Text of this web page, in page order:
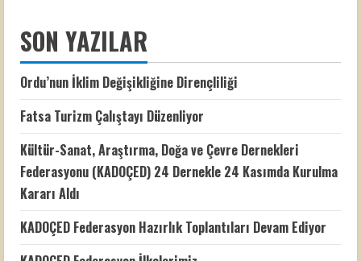
Geliştirilmesi
Ulusal
Paydaşlar
Konuştu
SON YAZILAR
Ordu’nun İklim Değişikliğine Dirençliliği
Fatsa Turizm Çalıştayı Düzenliyor
Kültür-Sanat, Araştırma, Doğa ve Çevre Dernekleri
Federasyonu (KADOÇED) 24 Dernekle 24 Kasımda Kurulma
Kararı Aldı
KADOÇED Federasyon Hazırlık Toplantıları Devam Ediyor